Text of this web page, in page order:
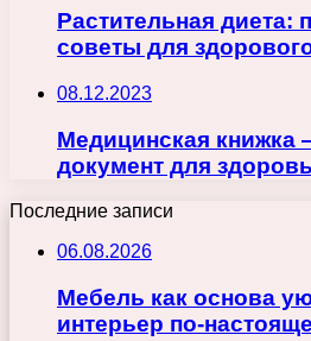
Растительная диета:
советы для
08.12.2023
Медицинская
документ для
Последние записи
06.08.2026
Мебель как основа
интерьер по-